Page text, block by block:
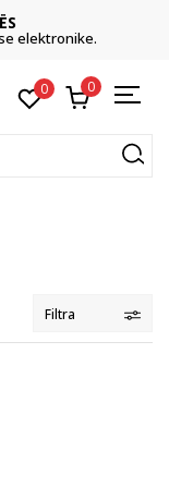
elektronike.
0 0
Filtra